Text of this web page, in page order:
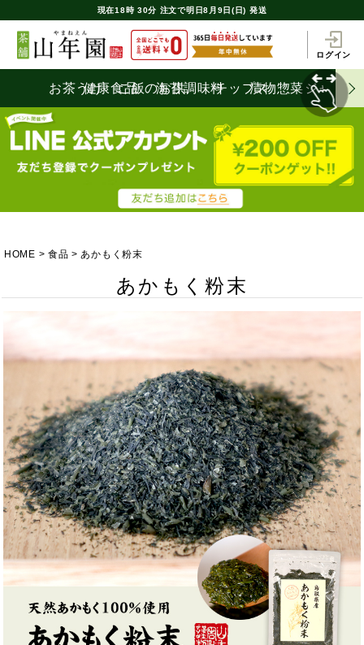
現在18時 30分 注文で明日8月9日(日) 発送
ログイン
お茶うけ健康食品ご飯のお供
海苔調味料チップス
漬物惣菜 ジャム
HOME 食品 あかもく粉末
あかもく粉末